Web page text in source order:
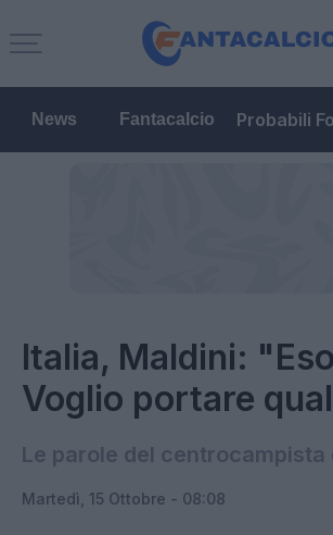
News Fantacalcio Probabili
Italia, Maldini:
Voglio portare
Le parole del centrocampista
Martedì, 15 Ottobre - 08:08